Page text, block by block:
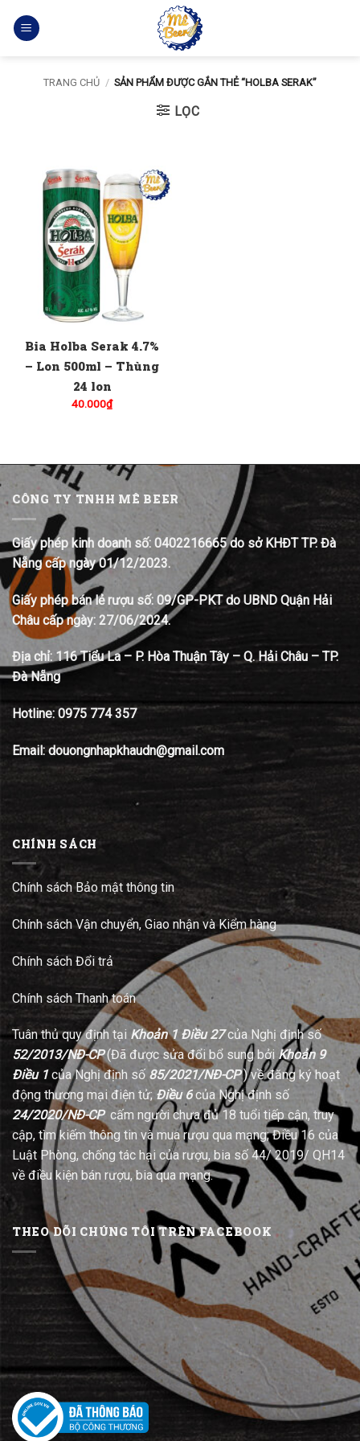
qua
TRANG CHỦ / SẢN PHẨM ĐƯỢC GẮN THẺ “HOLBA SERAK”
LỌC
Bia Holba Serak 4.7%
– Lon 500ml – Thùng
24 lon
40.000₫
CÔNG TY TNHH MÊ BEER
Giấy phép kinh doanh số: 0402216665 do sở KHĐT TP. Đà
Nẵng cấp ngày 01/12/2023.
Giấy phép bán lẻ rượu số: 09/GP-PKT do UBND Quận Hải
Châu cấp ngày: 27/06/2024.
Địa chỉ: 116 Tiểu La – P. Hòa Thuận Tây – Q. Hải Châu – TP.
Đà Nẵng
Hotline: 0975 774 357
Email: douongnhapkhaudn@gmail.com
CHÍNH SÁCH
Chính sách Bảo mật thông tin
Chính sách Vận chuyển, Giao nhận và Kiểm hàng
Chính sách Đổi trả
Chính sách Thanh toán
Tuân thủ quy định tại Khoản 1 Điều 27của Nghị định số
52/2013/NĐ-CP(Đã được sửa đổi bổ sung bởi Khoản 9
Điều 1của Nghị định số 85/2021/NĐ-CP) về đăng ký hoạt
động thương mại điện tử; Điều 6của Nghị định số
24/2020/NĐ-CPcấm người chưa đủ 18 tuổi tiếp cận, truy
cập, tìm kiếm thông tin và mua rượu qua mạng; Điều 16 của
Luật Phòng, chống tác hại của rượu, bia số 44/ 2019/ QH14
về điều kiện bán rượu, bia qua mạng.
THEO DÕI CHÚNG TÔI TRÊN FACEBOOK